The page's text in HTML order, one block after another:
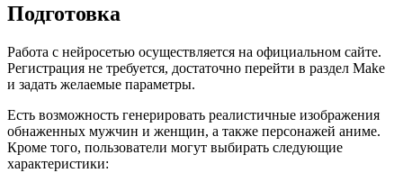
Подготовка
Работа с нейросетью осуществляется на официальном сайте.
Регистрация не требуется, достаточно перейти в раздел Make
и задать желаемые параметры.
Есть возможность генерировать реалистичные изображения
обнаженных мужчин и женщин, а также персонажей аниме.
Кроме того, пользователи могут выбирать следующие
характеристики: